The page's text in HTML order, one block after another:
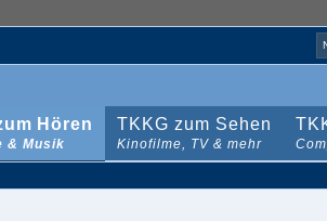
Hören
& Musik
TKKG zum Sehen
Kinofilme, TV & mehr